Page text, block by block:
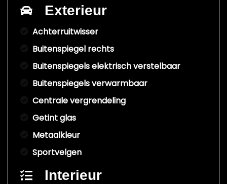
Exterieur
Achterruitwisser
Buitenspiegel rechts
Buitenspiegels elektrisch verstelbaar
Buitenspiegels verwarmbaar
Centrale vergrendeling
Getint glas
Metaalkleur
Sportvelgen
Interieur